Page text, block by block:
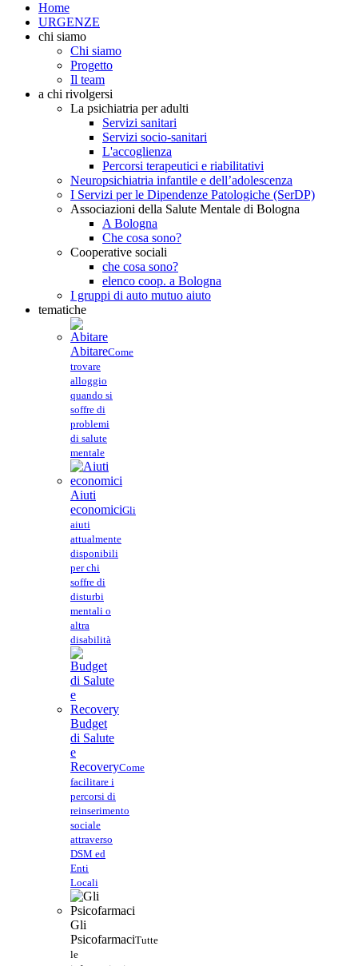
Home
URGENZE
chi siamo
Chi siamo
Progetto
Il team
a chi rivolgersi
La psichiatria per adulti
Servizi sanitari
Servizi socio-sanitari
L'accoglienza
Percorsi terapeutici e riabilitativi
Neuropsichiatria infantile e dell’adolescenza
I Servizi per le Dipendenze Patologiche (SerDP)
Associazioni della Salute Mentale di Bologna
A Bologna
Che cosa sono?
Cooperative sociali
che cosa sono?
elenco coop. a Bologna
I gruppi di auto mutuo aiuto
tematiche
AbitareCome
trovare
alloggio
quando si
soffre di
problemi
di salute
mentale
Aiuti
economiciGli
aiuti
attualmente
disponibili
per chi
soffre di
disturbi
mentali o
altra
disabilità
Budget
di Salute
e
RecoveryCome
facilitare i
percorsi di
reinserimento
sociale
attraverso
DSM ed
Enti
Locali
Gli
PsicofarmaciTutte
le